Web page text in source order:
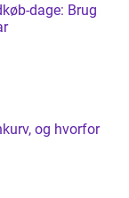
dage: Brug
og hvorfor